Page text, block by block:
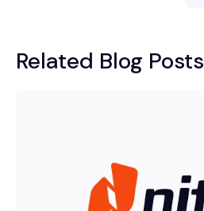
Related Blog Posts